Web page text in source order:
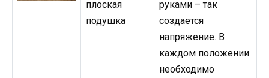
плоская
подушка
руками – так
создается
напряжение. В
каждом положении
необходимо